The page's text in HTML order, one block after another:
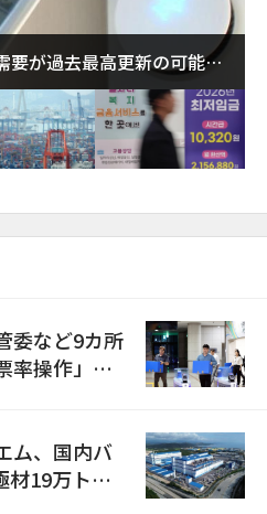
要が過去最高更新の可能性
委など9カ所
率操作」の
ム、国内バ
材19万トン